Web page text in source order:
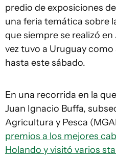
predio de exposiciones
una feria temática sobre
que siempre se realizó
vez tuvo a Uruguay
hasta este sábado.
En una recorrida en la
Juan Ignacio Buffa,
Agricultura y Pesca
premios a los mejores
Holando y visitó varios